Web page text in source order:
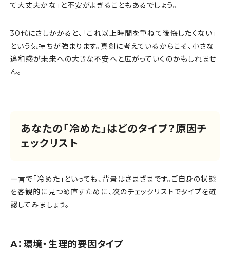
て大丈夫かな」と不安がよぎることもあるでしょう。
30代にさしかかると、「これ以上時間を重ねて後悔したくない」
という気持ちが強まります。真剣に考えているからこそ、小さな
違和感が未来への大きな不安へと広がっていくのかもしれませ
ん。
あなたの「冷めた」はどのタイプ？原因チ
ェックリスト
一言で「冷めた」といっても、背景はさまざまです。ご自身の状態
を客観的に見つめ直すために、次のチェックリストでタイプを確
認してみましょう。
A：環境・生理的要因タイプ